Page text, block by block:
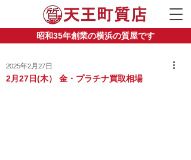
昭和35年創業の横浜の質屋です
2月27日(木） 金・プラチナ買取相場
2025年2月27日